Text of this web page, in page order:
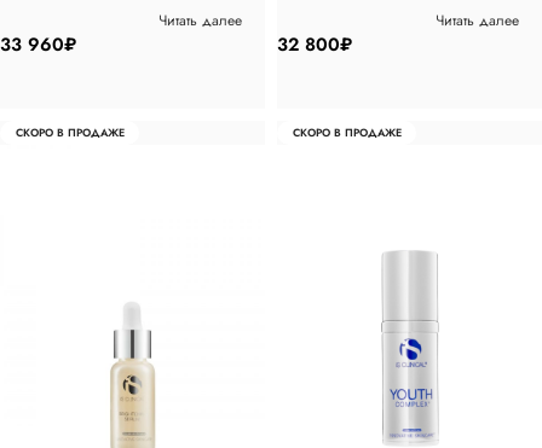
33 960₽
Читать далее
32 800₽
Читать далее
СКОРО В ПРОДАЖЕ СКОРО В ПРОДАЖЕ